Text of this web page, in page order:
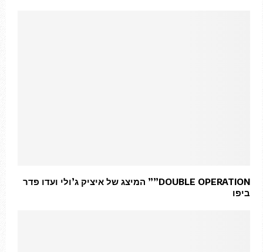
DOUBLE OPERATION”” המיצג של איציק ג’ולי ועדו פדר
ביפו